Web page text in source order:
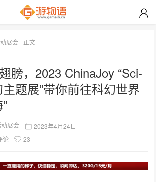
展会- 正文
膀，2023 ChinaJoy “Sci-
题展”带你前往科幻世界
展会
2023年4月24日
论 23